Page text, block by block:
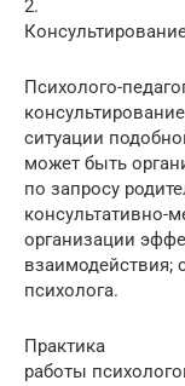
2.
Психолого-
ситуации
может быть
по запросу
консультативно-
организации
взаимодействия;
психолога.
Практика
работы